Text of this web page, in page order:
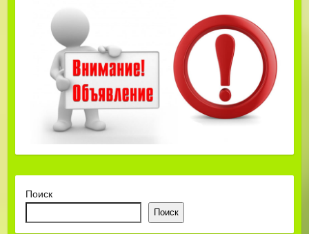
Поиск
Поиск